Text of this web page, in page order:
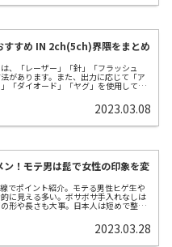
すすめ IN 2ch(5ch)界隈をまとめ
、「レーザー」「針」「フラッシュ
法があります。また、出力に応じて「ア
「ダイオード」「ヤグ」を使用してい
間ほどの金額の傾向にあります。東
2023.03.08
ン！モテ男は髭で女性の印象を変
でポイント紹介。モテる男性ヒゲ生や
に見える多い。ボサボサ手入れなしは
形や長さも大事。日本人は短めで整え
2023.03.28